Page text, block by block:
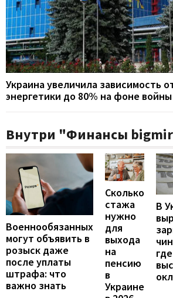
Украина увеличила зависимость
энергетики до 80% на фоне войны
Внутри "Финансы
Военнообязанных
могут объявить в
розыск даже
после уплаты
штрафа: что
важно знать
Сколько
стажа
нужно
для
выхода
на
пенсию
в
Украине
В